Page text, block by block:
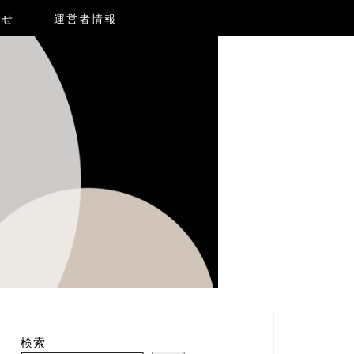
運営者情報
検索